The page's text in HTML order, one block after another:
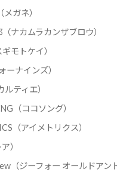
ガネ）
ナカムラカンザブロウ）
モトケイ）
ーナインズ）
ティエ）
（ココソング）
（アイメトリクス）
）
（ジーフォー オールドアン